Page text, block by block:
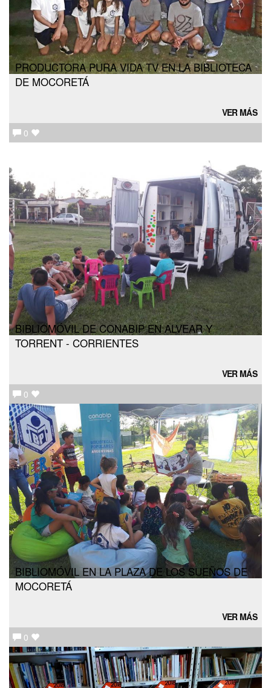
PRODUCTORA PURA VIDA TV EN LA BIBLIOTECA
DE MOCORETÁ
VER MÁS
0
BIBLIOMÓVIL DE CONABIP EN ALVEAR Y
TORRENT - CORRIENTES
VER MÁS
0
BIBLIOMÓVIL EN LA PLAZA DE LOS SUEÑOS DE
MOCORETÁ
VER MÁS
0